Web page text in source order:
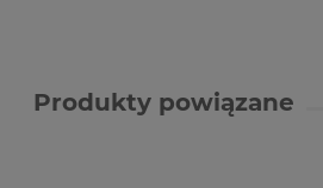
Produkty powiązane